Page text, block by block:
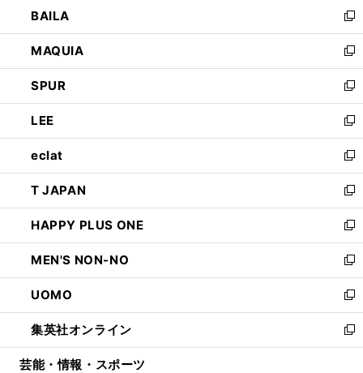
く
ィ
ン
ド
ウ
で
開
く
い
ウ
ィ
ン
ド
ウ
で
開
く
BAILA
新
し
い
ウ
ィ
ン
ド
ウ
で
開
く
MAQUIA
新
し
い
ウ
ィ
ン
ド
ウ
で
開
く
SPUR
新
し
い
ウ
ィ
ン
ド
ウ
で
開
く
LEE
新
し
い
ウ
ィ
ン
ド
ウ
で
開
く
eclat
新
し
い
ウ
ィ
ン
ド
ウ
で
開
く
T JAPAN
新
し
い
ウ
ィ
ン
ド
ウ
で
開
HAPPY PLUS ONE
新
し
い
ウ
ィ
ン
ド
ウ
MEN'S NON-NO
新
し
い
ウ
ィ
ン
UOMO
新
し
い
ウ
集英社オンライン
新
し
芸能・情報・スポーツ